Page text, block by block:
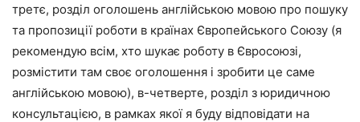
третє, розділ оголошень англійською мовою про пошуку
та пропозиції роботи в країнах Європейського Союзу (я
рекомендую всім, хто шукає роботу в Євросоюзі,
розмістити там своє оголошення і зробити це саме
англійською мовою), в-четверте, розділ з юридичною
консультацією, в рамках якої я буду відповідати на